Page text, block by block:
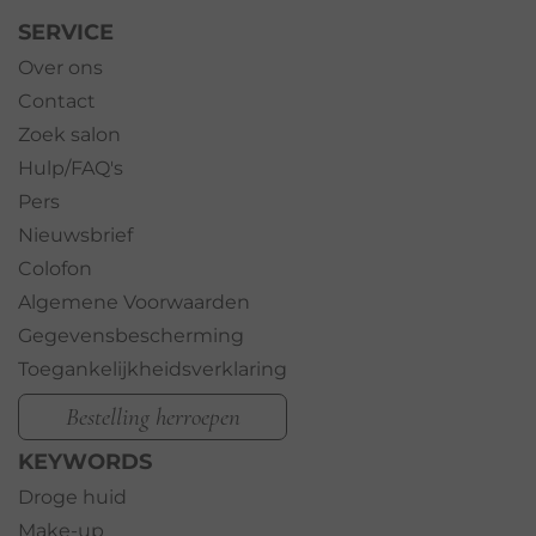
SERVICE
Over ons
Contact
Zoek salon
Hulp/FAQ's
Pers
Nieuwsbrief
Colofon
Algemene Voorwaarden
Gegevensbescherming
Toegankelijkheidsverklaring
Bestelling herroepen
KEYWORDS
Droge huid
Make-up